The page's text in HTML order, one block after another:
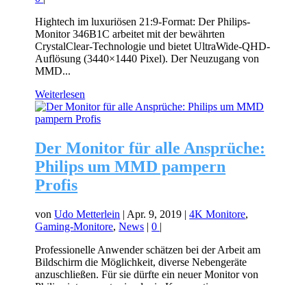
Hightech im luxuriösen 21:9-Format: Der Philips-
Monitor 346B1C arbeitet mit der bewährten
CrystalClear-Technologie und bietet UltraWide-QHD-
Auflösung (3440×1440 Pixel). Der Neuzugang von
MMD...
Weiterlesen
Der Monitor für alle Ansprüche:
Philips um MMD pampern
Profis
vonUdo Metterlein | Apr. 9, 2019 |4K Monitore,
Gaming-Monitore,News |0 |
Professionelle Anwender schätzen bei der Arbeit am
Bildschirm die Möglichkeit, diverse Nebengeräte
anzuschließen. Für sie dürfte ein neuer Monitor von